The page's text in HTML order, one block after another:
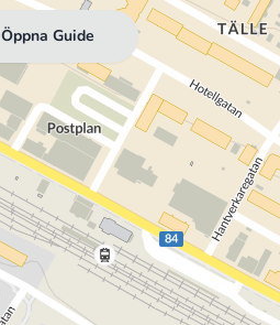
Öppna Guide